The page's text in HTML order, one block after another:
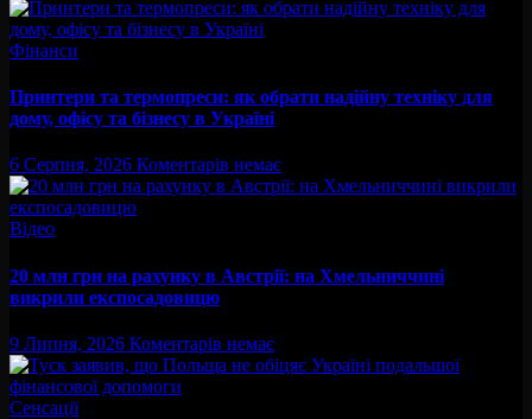
Фінанси
Принтери та термопреси: як обрати надійну техніку для
дому, офісу та бізнесу в Україні
6 Серпня, 2026 Коментарів немає
Відео
20 млн грн на рахунку в Австрії: на Хмельниччині
викрили експосадовицю
9 Липня, 2026 Коментарів немає
Сенсації